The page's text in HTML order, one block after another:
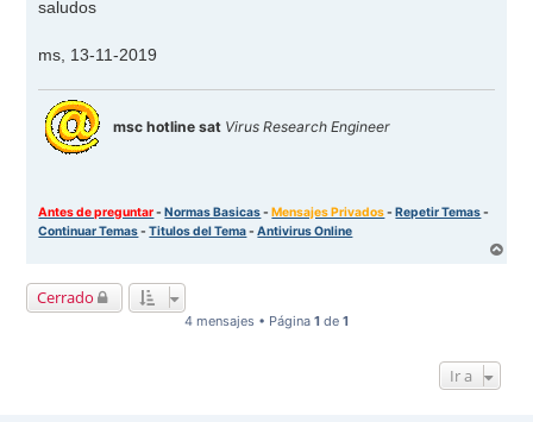
saludos
ms, 13-11-2019
msc hotline sat Virus Research Engineer
Antes de preguntar-Normas Basicas-Mensajes Privados-Repetir Temas-
Continuar Temas-Titulos del Tema-Antivirus Online
Cerrado
4 mensajes • Página 1 de 1
Ir a